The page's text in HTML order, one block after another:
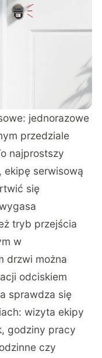
jednorazowe
przedziale
najprostszy
serwisową
się
tryb przejścia
w
drzwi można
odciskiem
sprawdza się
wizyta ekipy
godziny pracy
czy